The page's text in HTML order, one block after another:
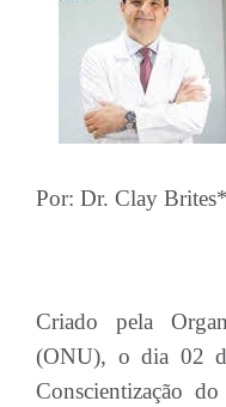
Por: Dr. Clay
Criado pela
(ONU), o dia 02
Conscientização